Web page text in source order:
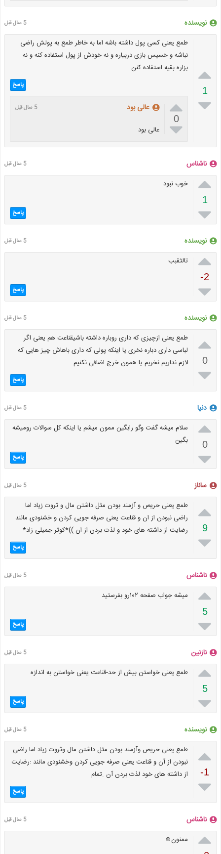
نویسنده 5 سال قبل

1

طمع یعنی کسی پول داشته باشه اما به خاطر طمع به پولش راضی
نباشه و خسیس بازی دربیاره و نه خودش از پول استفاده کنه و نه
بزاره بقیه استفاده کنن
پاسخ

0

عالی بود 5 سال قبل
عالی بود
ناشناس 5 سال قبل

1

خوب نبود
پاسخ
نویسنده 5 سال قبل

-2

تالثقبب
پاسخ
نویسنده 5 سال قبل

0

طمع یعنی ازچیزی که داری روباره داشته باشیقناعت هم یعنی اگر
لباسی داری دباره نخری یا اینکه پولی که داری باهاش چیز هایی که
لازم نداریم نخریم یا همون خرج اضافی نکنیم
پاسخ
دنیا 5 سال قبل

0

سلام میشه گفت وگو رابگین ممون میشم یا اینکه کل سوالات رومیشه
بگین
پاسخ
ساناز 5 سال قبل

9

طمع یعنی حریص و آزمند بودن مثل داشتن مال و ثروت زیاد اما
راضی نبودن از ان و قناعت یعنی صرفه جویی کردن و خشنودی مانند
رضایت از داشته های خود و لذت بردن از ان.))*کوثر جمیلی زاد*
پاسخ
ناشناس 5 سال قبل

5

میشه جواب صفحه ۱۰۲رو بفرستید
پاسخ
نازنین 5 سال قبل

5

طمع یعنی خواستن بیش از حد-قناعت یعنی خواستن به اندازه
پاسخ
نویسنده 5 سال قبل

-1

طمع یعنی حریص وآزمند بودن مثل داشتن مال وثروت زیاد اما راضی
نبودن از آن و قناعت یعنی صرفه جویی کردن وخشنودی مانند :رضایت
از داشته های خود لذت بردن آن .تمام
پاسخ
ناشناس 5 سال قبل
 ممنون☺